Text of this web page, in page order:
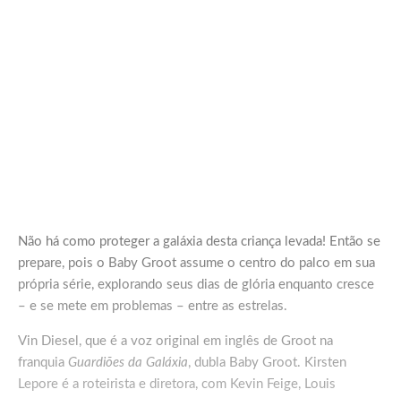
Não há como proteger a galáxia desta criança levada! Então se
prepare, pois o Baby Groot assume o centro do palco em sua
própria série, explorando seus dias de glória enquanto cresce
– e se mete em problemas – entre as estrelas.
Vin Diesel, que é a voz original em inglês de Groot na
franquia Guardiões da Galáxia, dubla Baby Groot. Kirsten
Lepore é a roteirista e diretora, com Kevin Feige, Louis